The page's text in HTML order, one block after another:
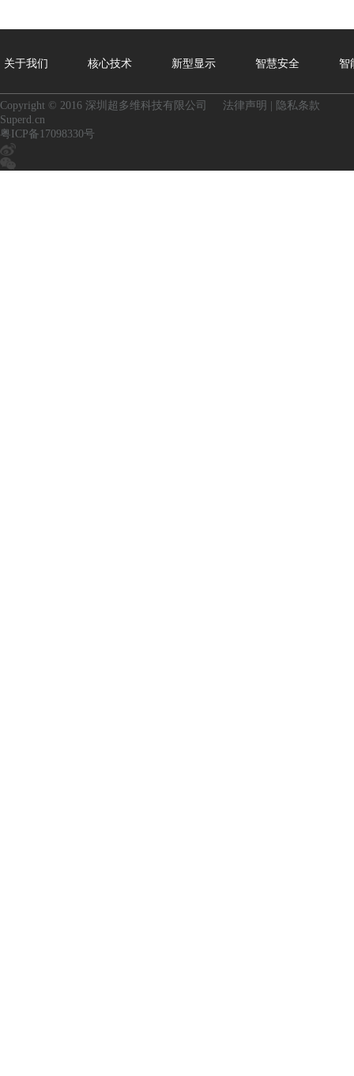
关于我们 核心技术 新型显示 智慧安全 智
Copyright © 2016 深圳超多维科技有限公司 法律声明 | 隐私条款
Superd.cn
粤ICP备17098330号